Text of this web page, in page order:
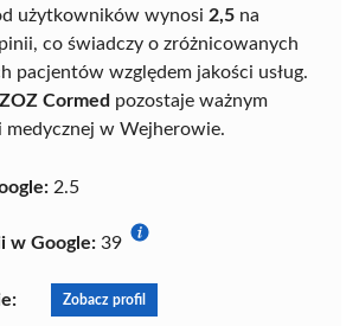
użytkowników wynosi 2,5 na
co świadczy o zróżnicowanych
pacjentów względem jakości usług.
Cormed pozostaje ważnym
medycznej w Wejherowie.
2.5
w Google: 39
Zobacz profil